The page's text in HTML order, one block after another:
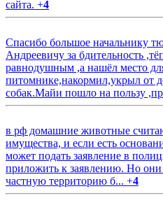
сайта. +4
Спасибо большое начальнику
Андреевичу за бдительность
равнодушным ,а нашёл место
питомнике,накормил,укрыл от
собак.Майи пошло на пользу
в рф домашние животные
имущества, и если есть
может подать заявление в
приложить к заявлению. Но они
частную территорию б... +4